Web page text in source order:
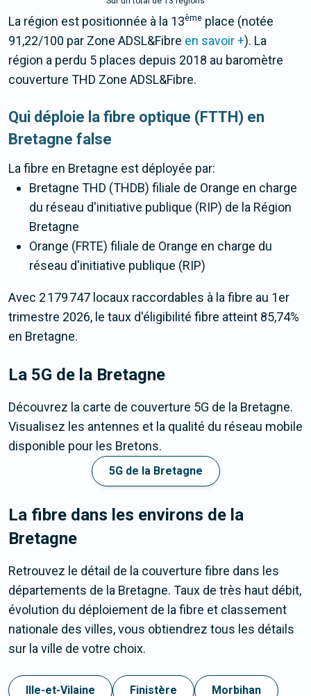
La région est positionnée à la 13ème place (notée
91,22/100 par Zone ADSL&Fibre en savoir +). La
région a perdu 5 places depuis 2018 au baromètre
couverture THD Zone ADSL&Fibre.
Qui déploie la fibre optique (FTTH) en
Bretagne false
La fibre en Bretagne est déployée par:
Bretagne THD (THDB) filiale de Orange en charge
du réseau d'initiative publique (RIP) de la Région
Bretagne
Orange (FRTE) filiale de Orange en charge du
réseau d'initiative publique (RIP)
Avec 2 179 747 locaux raccordables à la fibre au 1er
trimestre 2026, le taux d'éligibilité fibre atteint 85,74%
en Bretagne.
La 5G de la Bretagne
Découvrez la carte de couverture 5G de la Bretagne.
Visualisez les antennes et la qualité du réseau mobile
disponible pour les Bretons.
5G de la Bretagne
La fibre dans les environs de la
Bretagne
Retrouvez le détail de la couverture fibre dans les
départements de la Bretagne. Taux de très haut débit,
évolution du déploiement de la fibre et classement
nationale des villes, vous obtiendrez tous les détails
sur la ville de votre choix.
Ille-et-Vilaine Finistère Morbihan